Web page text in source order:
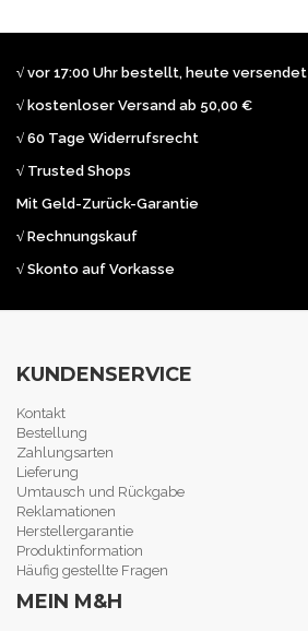
√ vor 17:00 Uhr bestellt, heute versendet
√ kostenloser Versand ab 50,00 €
√ 60 Tage Widerrufsrecht
√ Trusted Shops
Mit Geld-Zurück-Garantie
√ Rechnungskauf
√ Skonto auf Vorkasse
KUNDENSERVICE
Kontakt
Bestellung
Zahlungsarten
Lieferung
Umtausch und Rückgabe
Reklamationen
Herstellergarantie
Produktinformation
Häufig gestellte Fragen
MEIN M&H